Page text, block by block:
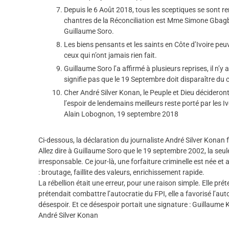
Depuis le 6 Août 2018, tous les sceptiques se sont
chantres de la Réconciliation est Mme Simone
Guillaume Soro.
Les biens pensants et les saints en Côte d’Ivoire
ceux qui n’ont jamais rien fait.
Guillaume Soro l’a affirmé à plusieurs reprises, il
signifie pas que le 19 Septembre doit disparaître du
Cher André Silver Konan, le Peuple et Dieu
l’espoir de lendemains meilleurs reste porté par les
Alain Lobognon, 19 septembre 2018
Ci-dessous, la déclaration du journaliste André Silver
Allez dire à Guillaume Soro que le 19 septembre 2002, la
irresponsable. Ce jour-là, une forfaiture criminelle est née
: broutage, faillite des valeurs, enrichissement rapide.
La rébellion était une erreur, pour une raison simple. Elle
prétendait combattre l’autocratie du FPI, elle a favorisé
désespoir. Et ce désespoir portait une signature : Guillaume
André Silver Konan